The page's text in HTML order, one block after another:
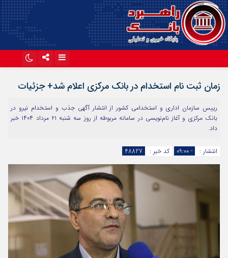
زمان ثبت نام استخدام در بانک مرکزی اعلام شد+ جزئیات
رییس سازمان اداری و استخدامی کشور از انتشار آگهی جذب و استخدام نیرو در
بانک مرکزی و آغاز نام‌نویسی در سامانه مربوطه از روز سه شنبه ۲۱ مرداد ۱۴۰۴ خبر
داد.
انتشار : - ۰۹:۰۰ کد خبر : 48827